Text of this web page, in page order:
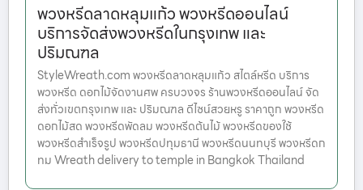
พวงหรีดลาดหลุมแก้ว พวงหรีดออนไลน์
บริการจัดส่งพวงหรีดในกรุงเทพ และ
ปริมณฑล
StyleWreath.com พวงหรีดลาดหลุมแก้ว สไตล์หรีด บริการ
พวงหรีด ดอกไม้จัดงานศพ ครบวงจร ร้านพวงหรีดออนไลน์ จัด
ส่งทั่วเขตกรุงเทพ และ ปริมณฑล ดีไซน์สวยหรู ราคาถูก พวงหรีด
ดอกไม้สด พวงหรีดพัดลม พวงหรีดต้นไม้ พวงหรีดของใช้
พวงหรีดสำเร็จรูป พวงหรีดปทุมธานี พวงหรีดนนทบุรี พวงหรีดก
ทม Wreath delivery to temple in Bangkok Thailand